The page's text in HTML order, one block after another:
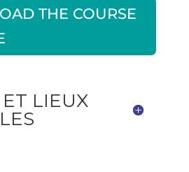
THE COURSE
LIEUX